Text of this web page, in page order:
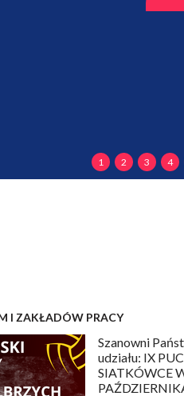
1 2 3 4
I ZAKŁADÓW PRACY
Szanowni
udziału: IX
SIATKÓWCE